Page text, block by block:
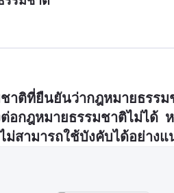
ติที่ยืนยันว่ากฎหมายธรรม
อกฎหมายธรรมชาติไม่ได้
ม่สามารถใช้บังคับได้อย่าง